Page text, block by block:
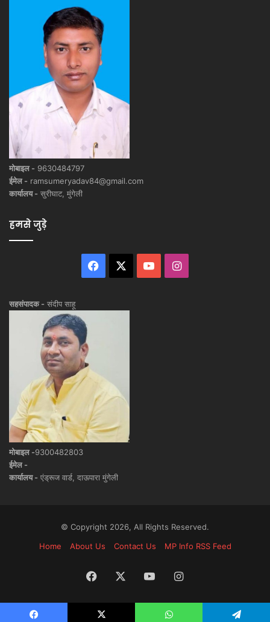
मोबाइल - 9630484797
ईमेल - ramsumeryadav84@gmail.com
कार्यालय - सुरीघाट, मुंगेली
हमसे जुड़े
Facebook YouTubeInstagram
सहसंपादक - संदीप साहू
मोबाइल -9300482803
ईमेल -
कार्यालय - एंड्रूज वार्ड, दाऊपारा मुंगेली
© Copyright 2026, All Rights Reserved.
Home
About Us Contact Us MP Info RSS Feed
Facebook YouTubeInstagram